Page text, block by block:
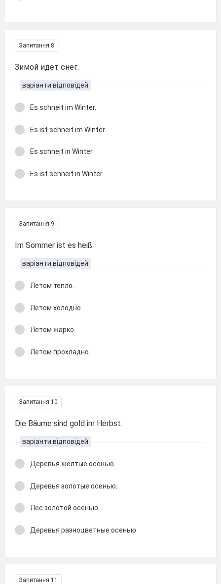
Запитання 8
Зимой идёт снег.
варіанти відповідей
Es schneit im Winter.
Es ist schneit im Winter.
Es schneit in Winter.
Es ist schneit in Winter.
Запитання 9
Im Sommer ist es heiß.
варіанти відповідей
Летом тепло.
Летом холодно.
Летом жарко.
Летом прохладно.
Запитання 10
Die Bäume sind gold im Herbst.
варіанти відповідей
Деревья жёлтые осенью.
Деревья золотые осенью.
Лес золотой осенью .
Деревья разноцветные осенью
Запитання 11